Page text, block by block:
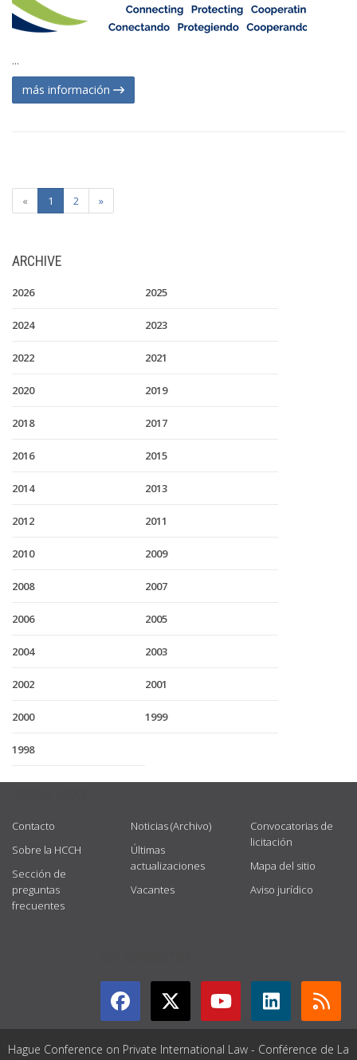
...
más información
« 1 2 »
ARCHIVE
2026 2025
2024 2023
2022 2021
2020 2019
2018 2017
2016 2015
2014 2013
2012 2011
2010 2009
2008 2007
2006 2005
2004 2003
2002 2001
2000 1999
1998
Contacto
Sobre la HCCH
Sección de
preguntas
frecuentes
Noticias (Archivo)
Últimas
actualizaciones
Vacantes
Convocatorias de
licitación
Mapa del sitio
Aviso jurídico
Hague Conference on Private International Law - Conférence de La